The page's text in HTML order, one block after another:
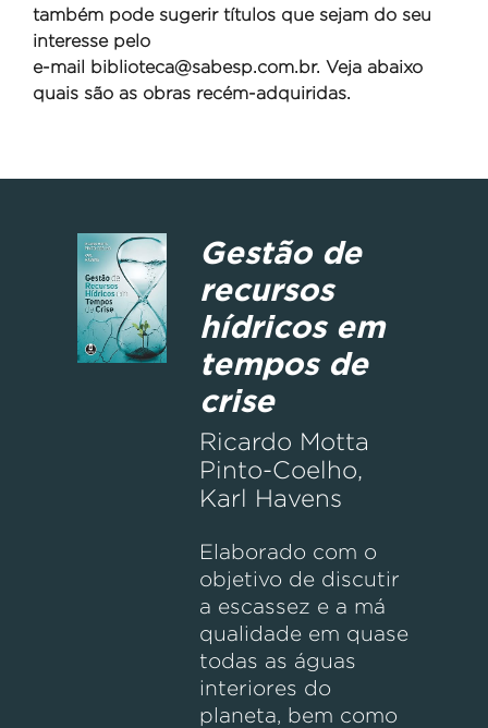
também pode sugerir títulos que sejam do seu
interesse pelo
e-mail
biblioteca@sabesp.com.br. Veja abaixo
quais são as obras recém-adquiridas.
Gestão de
recursos
hídricos em
tempos de
crise
Ricardo Motta
Pinto-Coelho,
Karl Havens
Elaborado com o
objetivo de discutir
a escassez e a má
qualidade em quase
todas as águas
interiores do
planeta, bem como